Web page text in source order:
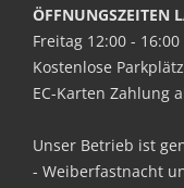
ÖFFNUNGSZEITEN
Freitag 12:00 -
Kostenlose
EC-Karten Zahlung
Unser Betrieb ist
- Weiberfastnacht